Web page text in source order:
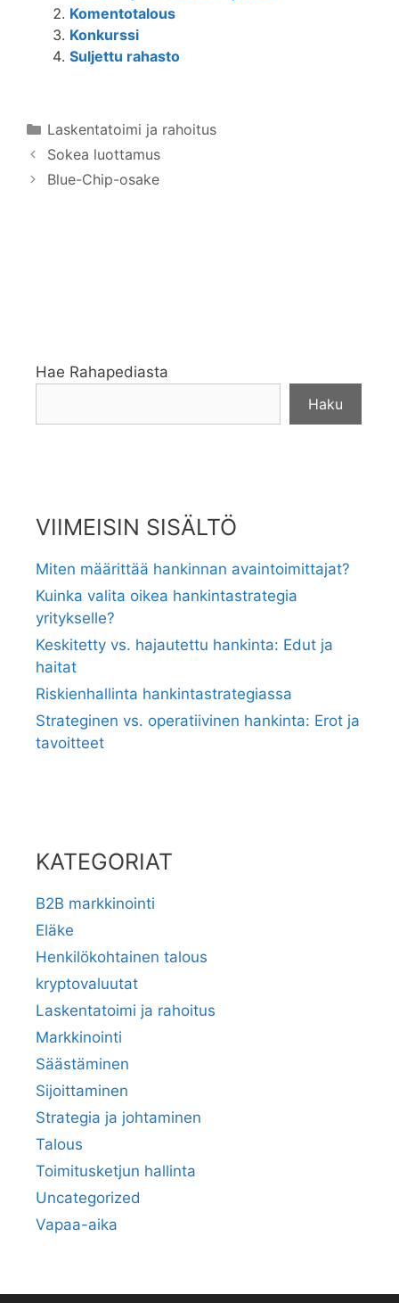
Komentotalous
Konkurssi
Suljettu rahasto
Kategoriat
Laskentatoimi ja rahoitus
Sokea luottamus
Blue-Chip-osake
Hae Rahapediasta
Haku
VIIMEISIN SISÄLTÖ
Miten määrittää hankinnan avaintoimittajat?
Kuinka valita oikea hankintastrategia
yritykselle?
Keskitetty vs. hajautettu hankinta: Edut ja
haitat
Riskienhallinta hankintastrategiassa
Strateginen vs. operatiivinen hankinta: Erot ja
tavoitteet
KATEGORIAT
B2B markkinointi
Eläke
Henkilökohtainen talous
kryptovaluutat
Laskentatoimi ja rahoitus
Markkinointi
Säästäminen
Sijoittaminen
Strategia ja johtaminen
Talous
Toimitusketjun hallinta
Uncategorized
Vapaa-aika